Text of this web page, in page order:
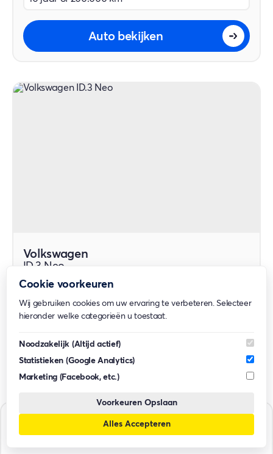
Auto bekijken
Volkswagen
ID.3 Neo
Hatchback
€ 32.990
Auto bekijken
Auto's filteren
Cookie voorkeuren
Wij gebruiken cookies om uw ervaring te verbeteren. Selecteer
hieronder welke categorieën u toestaat.
Noodzakelijk (Altijd actief)
Statistieken (Google Analytics)
Marketing (Facebook, etc.)
Voorkeuren Opslaan
Alles Accepteren